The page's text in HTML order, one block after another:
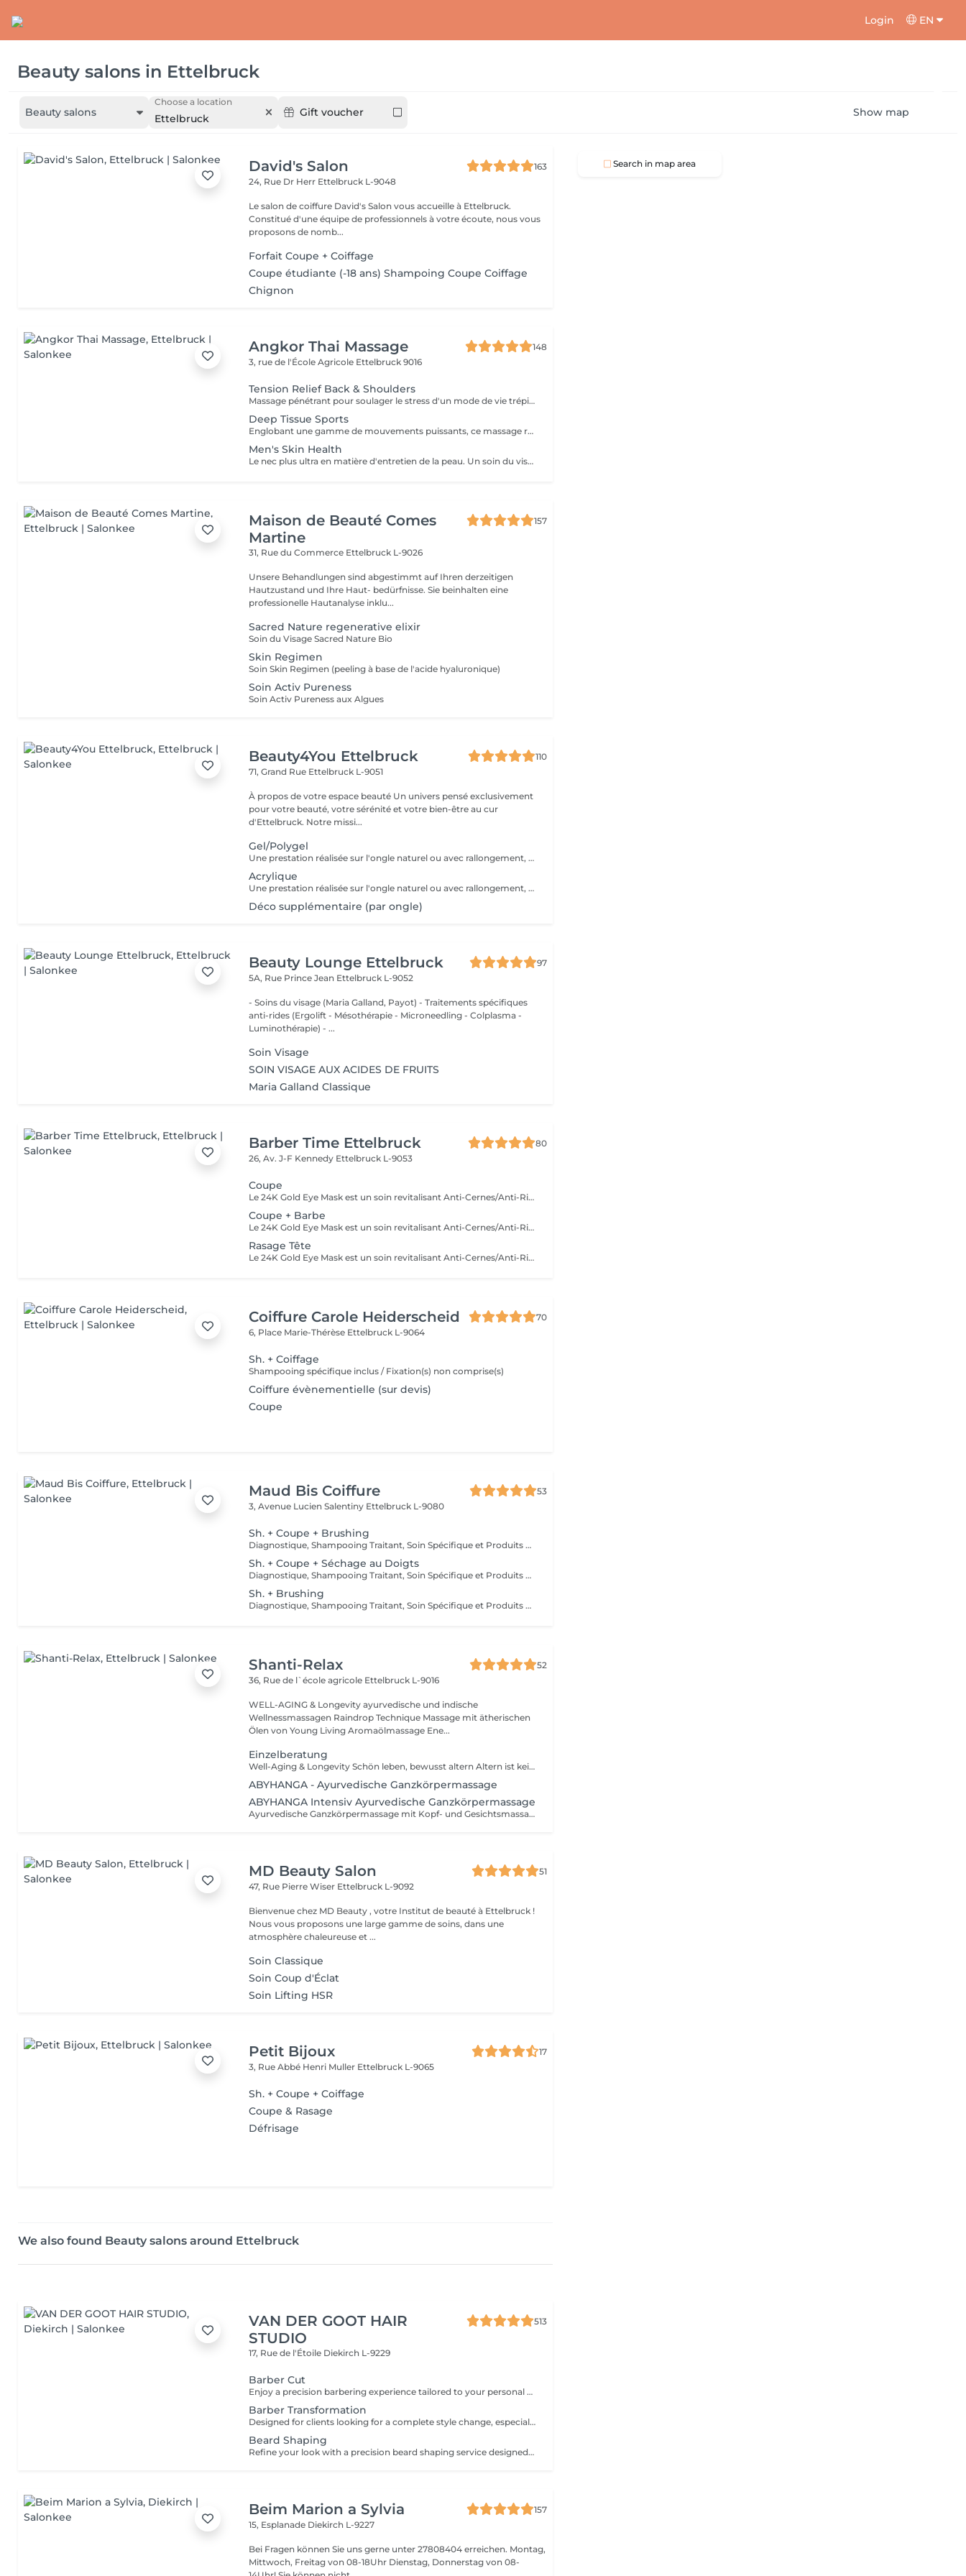
Login EN
Beauty salons in Ettelbruck
Beauty salons
Choose a location
Ettelbruck Gift voucher Show map
David's Salon
163
24, Rue Dr Herr Ettelbruck L-9048
Le salon de coiffure David's Salon vous accueille à Ettelbruck.
Constitué d'une équipe de professionnels à votre écoute, nous vous
proposons de nomb...
Forfait Coupe + Coiffage
Coupe étudiante (-18 ans) Shampoing Coupe Coiffage
Chignon
Angkor Thai Massage
148
3, rue de l'École Agricole Ettelbruck 9016
Tension Relief Back & Shoulders
Massage pénétrant pour soulager le stress d'un mode de vie trépidant ciblant les zones à problèmes de tension et des tissus et muscles conjonctifs du dos raides ou tendus.
Deep Tissue Sports
Englobant une gamme de mouvements puissants, ce massage revigorant combine un massage suédois classique avec des techniques de compression et de points de déclenchement pour réduire la douleur. Réchauffant le corps, il stimule les muscles des cuisses, des épaules, des bras et du dos. Idéal pour les sportifs et les personnes souffrant de tensions
Men's Skin Health
Le nec plus ultra en matière d'entretien de la peau. Un soin du visage sur mesure conçut pour atténuer les ridules et récupérer la peau fatiguée. En plus d'un massage signature du visage, du cou et des épaules, exfolier, nettoyer, restaurer et protéger sont au cur de ce soin du visage pour ces messieurs.
Maison de Beauté Comes
Martine
157
31, Rue du Commerce Ettelbruck L-9026
Unsere Behandlungen sind abgestimmt auf Ihren derzeitigen
Hautzustand und Ihre Haut- bedürfnisse. Sie beinhalten eine
professionelle Hautanalyse inklu...
Sacred Nature regenerative elixir
Soin du Visage Sacred Nature Bio
Skin Regimen
Soin Skin Regimen (peeling à base de l'acide hyaluronique)
Soin Activ Pureness
Soin Activ Pureness aux Algues
Beauty4You Ettelbruck
110
71, Grand Rue Ettelbruck L-9051
À propos de votre espace beauté Un univers pensé exclusivement
pour votre beauté, votre sérénité et votre bien-être au cur
d'Ettelbruck. Notre missi...
Gel/Polygel
Une prestation réalisée sur l'ongle naturel ou avec rallongement, pour des ongles élégants et résistants pendant plusieurs semaines. * Préparation de l'ongle naturel * Mise en forme des ongles * Travail des cuticules * Application du gel * Finition au choix * 2 décorations incluses
Acrylique
Une prestation réalisée sur l'ongle naturel ou avec rallongement, idéale pour des ongles solides, élégants et durables. * Préparation de l'ongle naturel * Mise en forme des ongles * Travail des cuticules * Application de l'acrylique * Finition au choix * 2 décorations incluses
Déco supplémentaire (par ongle)
Beauty Lounge Ettelbruck
97
5A, Rue Prince Jean Ettelbruck L-9052
- Soins du visage (Maria Galland, Payot) - Traitements spécifiques
anti-rides (Ergolift - Mésothérapie - Microneedling - Colplasma -
Luminothérapie) - ...
Soin Visage
SOIN VISAGE AUX ACIDES DE FRUITS
Maria Galland Classique
Barber Time Ettelbruck
80
26, Av. J-F Kennedy Ettelbruck L-9053
Coupe
Le 24K Gold Eye Mask est un soin revitalisant Anti-Cernes/Anti-Rides composé de Collagène Végétal haute densité, Aloe Vera, Huile de pépins de raisin, Peptides d'avoine, Vitamine A, Acid Hyaluronic et Poudre d'or 24 carats
Coupe + Barbe
Le 24K Gold Eye Mask est un soin revitalisant Anti-Cernes/Anti-Rides composé de Collagène Végétal haute densité, Aloe Vera, Huile de pépins de raisin, Peptides d'avoine, Vitamine A, Acid Hyaluronic et Poudre d'or 24 carats
Rasage Tête
Le 24K Gold Eye Mask est un soin revitalisant Anti-Cernes/Anti-Rides composé de Collagène Végétal haute densité, Aloe Vera, Huile de pépins de raisin, Peptides d'avoine, Vitamine A, Acid Hyaluronic et Poudre d'or 24 carats
Coiffure Carole Heiderscheid
70
6, Place Marie-Thérèse Ettelbruck L-9064
Sh. + Coiffage
Shampooing spécifique inclus / Fixation(s) non comprise(s)
Coiffure évènementielle (sur devis)
Coupe
Maud Bis Coiffure
53
3, Avenue Lucien Salentiny Ettelbruck L-9080
Sh. + Coupe + Brushing
Diagnostique, Shampooing Traitant, Soin Spécifique et Produits Coiffants inclus
Sh. + Coupe + Séchage au Doigts
Diagnostique, Shampooing Traitant, Soin Spécifique et Produits Coiffants inclus
Sh. + Brushing
Diagnostique, Shampooing Traitant, Soin Spécifique et Produits Coiffants inclus
Shanti-Relax
52
36, Rue de l`école agricole Ettelbruck L-9016
WELL-AGING & Longevity ayurvedische und indische
Wellnessmassagen Raindrop Technique Massage mit ätherischen
Ölen von Young Living Aromaölmassage Ene...
Einzelberatung
Well-Aging & Longevity Schön leben, bewusst altern Altern ist kein Rückschritt es ist ein natürlicher Wandel, den wir mit Achtsamkeit und Lebensfreude gestalten können. Well-Aging bedeutet, den eigenen Körper zu verstehen, ihn zu unterstützen und mit ihm in Harmonie zu leben Tag für Tag, Jahr für Jahr. Dein Weg beginnt hier Ob du erste Zeichen der Hautalterung spürst, deinen Schlaf verbessern möchtest oder einfach mehr Energie im Alltag suchst Ich begleite dich mit Herz, Wissen und maßgeschneiderten Lösungen. Denn die besten Jahre sind nicht vorbei sie beginnen genau jetzt.
ABYHANGA - Ayurvedische Ganzkörpermassage
ABYHANGA Intensiv Ayurvedische Ganzkörpermassage
Ayurvedische Ganzkörpermassage mit Kopf- und Gesichtsmassage, entspannendem Fussbad : Die « Königin » der Massagen
MD Beauty Salon
51
47, Rue Pierre Wiser Ettelbruck L-9092
Bienvenue chez MD Beauty , votre Institut de beauté à Ettelbruck !
Nous vous proposons une large gamme de soins, dans une
atmosphère chaleureuse et ...
Soin Classique
Soin Coup d'Éclat
Soin Lifting HSR
Petit Bijoux
17
3, Rue Abbé Henri Muller Ettelbruck L-9065
Sh. + Coupe + Coiffage
Coupe & Rasage
Défrisage
We also found Beauty salons around Ettelbruck
VAN DER GOOT HAIR
STUDIO
513
17, Rue de l'Étoile Diekirch L-9229
Barber Cut
Enjoy a precision barbering experience tailored to your personal style. From sharp fades to classic cuts, every detail is carefully crafted to create a clean, confident look. Finished with professional styling to ensure your haircut looks sharp and easy to maintain.
Barber Transformation
Designed for clients looking for a complete style change, especially when transitioning from longer hair to a shorter, more structured look. Your barber will take the time to consult with you, create a tailored haircut, and guide you on how to style and maintain your new look at home.
Beard Shaping
Refine your look with a precision beard shaping service designed to keep your beard clean, balanced, and well-defined. This service focuses on detailed trimming, shaping, and precise line work to enhance your natural facial structure and create a sharp, polished finish.
Beim Marion a Sylvia
157
15, Esplanade Diekirch L-9227
Bei Fragen können Sie uns gerne unter 27808404 erreichen. Montag,
Mittwoch, Freitag von 08-18Uhr Dienstag, Donnerstag von 08-
Search in map area